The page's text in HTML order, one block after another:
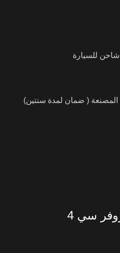
قد تكلف اضعاف سعره
الذهب على عوامل مختلفة
للسيارة
( ضمان لمدة سنتين)
سي 4